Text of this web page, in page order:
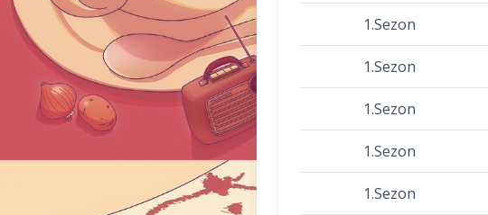
1.Sezon
1.Sezon
1.Sezon
1.Sezon
1.Sezon